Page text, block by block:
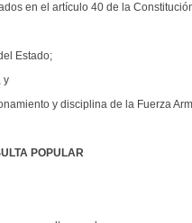
en el artículo 40 de la
Estado;
y
y disciplina de la Fuerza
POPULAR